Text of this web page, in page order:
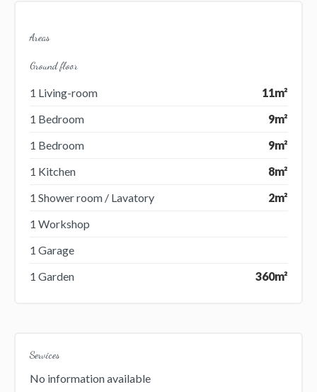
Areas
Ground floor
1 Living-room
11m²
1 Bedroom
9m²
1 Bedroom
9m²
1 Kitchen
8m²
1 Shower room / Lavatory
2m²
1 Workshop
1 Garage
1 Garden
360m²
Services
No information available